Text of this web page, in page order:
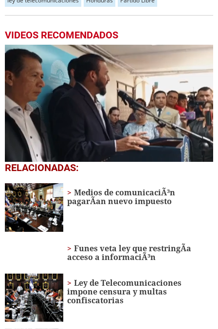
VIDEOS RECOMENDADOS
0
seconds
2
minutes,
54
seconds
RELACIONADAS:
Medios de comunicaciÃ³n
pagarÃ­an nuevo impuesto
Funes veta ley que restringÃ­a
acceso a informaciÃ³n
Ley de Telecomunicaciones
impone censura y multas
confiscatorias